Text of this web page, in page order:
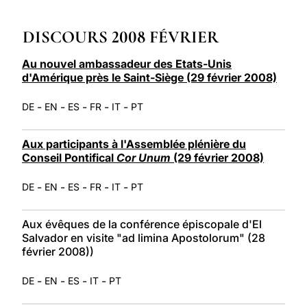
DISCOURS 2008 FÉVRIER
Au nouvel ambassadeur des Etats-Unis
d'Amérique près le Saint-Siège (29 février 2008)
DE - EN - ES - FR - IT - PT
Aux participants à l'Assemblée plénière du
Conseil Pontifical Cor Unum (29 février 2008)
DE - EN - ES - FR - IT - PT
Aux évêques de la conférence épiscopale d'El
Salvador en visite "ad limina Apostolorum" (28
février 2008))
DE - EN - ES - IT - PT